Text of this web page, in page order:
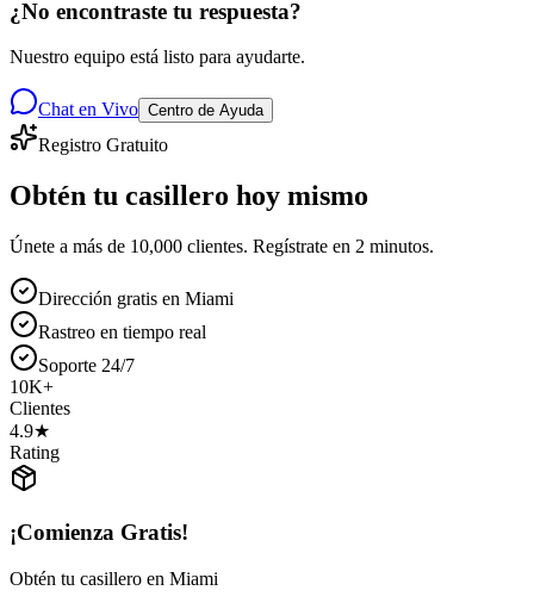
¿No encontraste tu respuesta?
Nuestro equipo está listo para ayudarte.
Chat en Vivo Centro de Ayuda
Registro Gratuito
Obtén tu casillero hoy mismo
Únete a más de 10,000 clientes. Regístrate en 2 minutos.
Dirección gratis en Miami
Rastreo en tiempo real
Soporte 24/7
10K+
Clientes
4.9★
Rating
¡Comienza Gratis!
Obtén tu casillero en Miami